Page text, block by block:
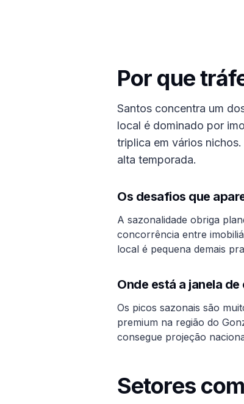
Por que
Santos concentra um
local é dominado por
triplica em vários
alta temporada.
Os desafios que
A sazonalidade obriga
concorrência entre
local é pequena demais
Onde está a janela
Os picos sazonais são
premium na região do
consegue projeção
Setores